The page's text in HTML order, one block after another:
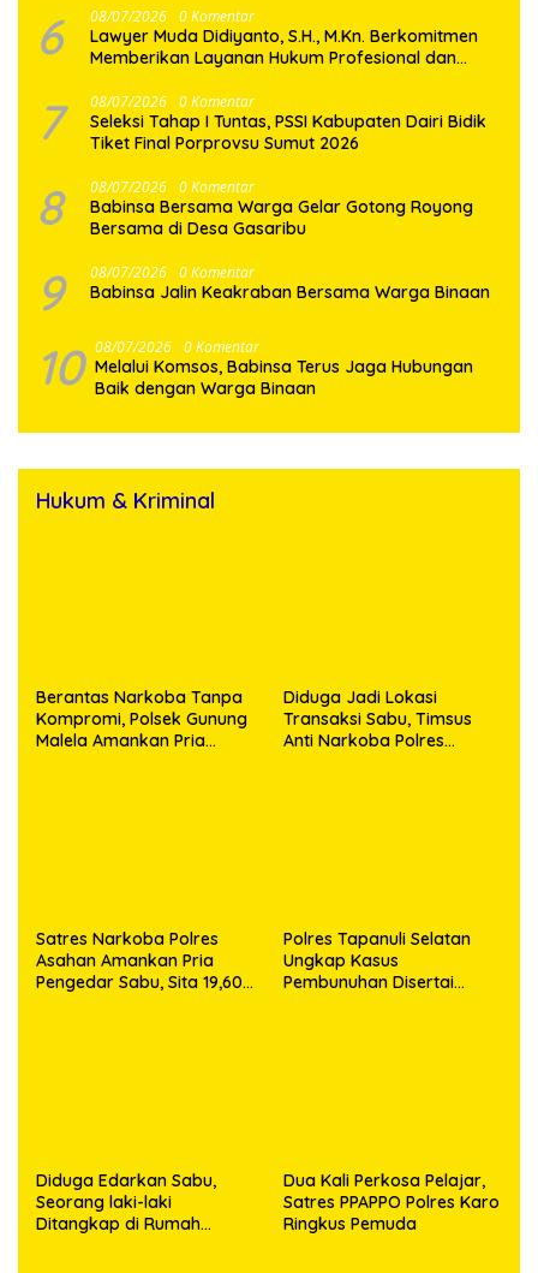
6 08/07/2026 0 Komentar
Lawyer Muda Didiyanto, S.H., M.Kn. Berkomitmen
Memberikan Layanan Hukum Profesional dan
7 08/07/2026 0 Komentar
Seleksi Tahap I Tuntas, PSSI Kabupaten Dairi Bidik
Tiket Final Porprovsu Sumut 2026
8 08/07/2026 0 Komentar
Babinsa Bersama Warga Gelar Gotong Royong
Bersama di Desa Gasaribu
9 08/07/2026 0 Komentar
Babinsa Jalin Keakraban Bersama Warga Binaan
10 08/07/2026 0 Komentar
Melalui Komsos, Babinsa Terus Jaga Hubungan
Baik dengan Warga Binaan
Hukum & Kriminal
Berantas Narkoba Tanpa
Kompromi, Polsek Gunung
Malela Amankan Pria
Diduga Jadi Lokasi
Transaksi Sabu, Timsus
Anti Narkoba Polres
Satres Narkoba Polres
Asahan Amankan Pria
Pengedar Sabu, Sita 19,60
Polres Tapanuli Selatan
Ungkap Kasus
Pembunuhan Disertai
Diduga Edarkan Sabu,
Seorang laki-laki
Ditangkap di Rumah
Dua Kali Perkosa Pelajar,
Satres PPAPPO Polres Karo
Ringkus Pemuda